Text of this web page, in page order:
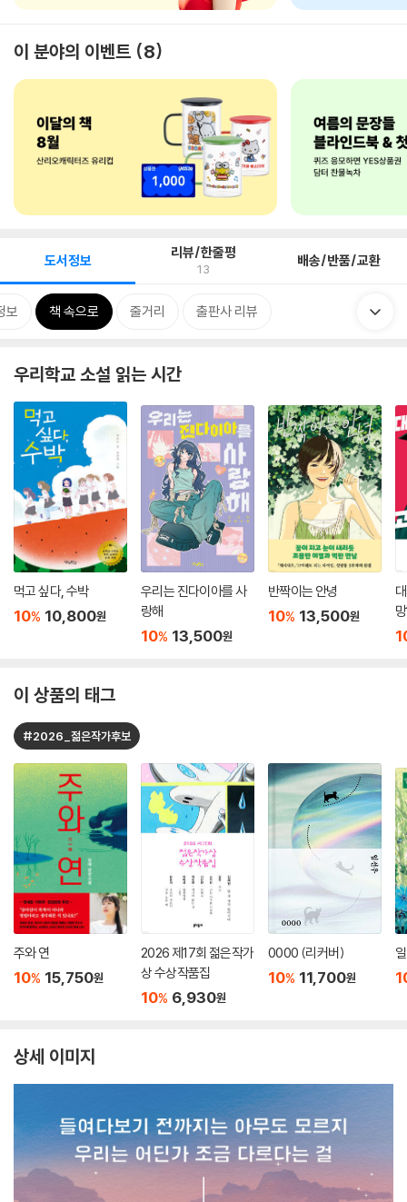
이 분야의 이벤트 8
도서정보 리뷰/한줄평
13 배송/반품/교환
보 책 속으로 줄거리 출판사 리뷰
우리학교 소설 읽는 시간
먹고 싶다, 수박
10% 10,800원
우리는 진다이아를 사
랑해
10% 13,500원
반짝이는 안녕
10% 13,500원
이 상품의 태그
#2026_젊은작가후보
주와 연
10% 15,750원
2026 제17회 젊은작가
상 수상작품집
10% 6,930원
0000 (리커버)
10% 11,700원
상세 이미지